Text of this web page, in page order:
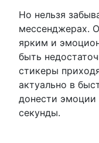
Но нельзя
мессенджерах.
ярким и
быть
стикеры
актуально в
донести эмоции
секунды.